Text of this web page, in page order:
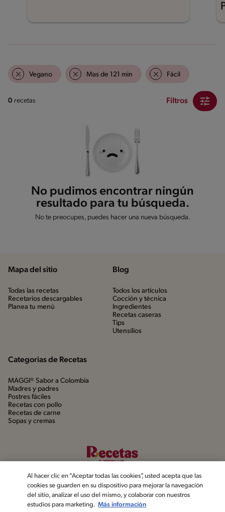
Vegano Mas de 121 min Fácil
0 recetas Filtros
No pudimos encontrar ningún
resultado para tu búsqueda.
No te preocupes, puedes hacer una nueva búsqueda.
Mapa del sitio
Todas las recetas
Recetarios descargables
Planea tu menú
Blog
Todos los artículos
Cocción y técnica
Ingredientes
Recetas caseras
Tips
Utensílios
Categorias de Recetas
MAGGI® Sabor a Colombia
Madres y padres
Postres fáciles
Recetas con pollo
Recetas de carne
Sopas y cremas
Al hacer clic en “Aceptar todas las cookies”, usted acepta que las
cookies se guarden en su dispositivo para mejorar la navegación
del sitio, analizar el uso del mismo, y colaborar con nuestros
estudios para marketing. Más información